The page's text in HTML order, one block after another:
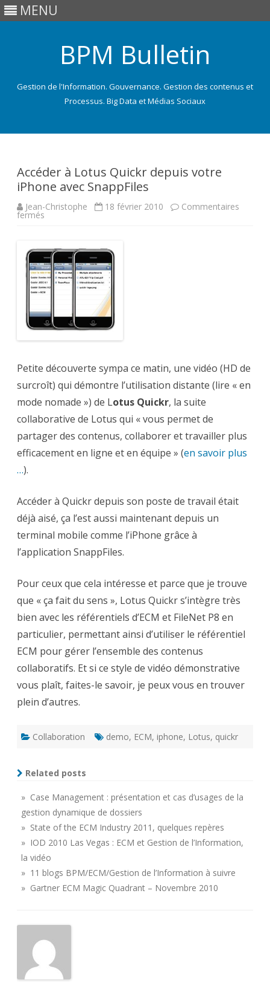
MENU
BPM Bulletin
Gestion de l'Information. Gouvernance. Gestion des contenus et
Processus. Big Data et Médias Sociaux
Accéder à Lotus Quickr depuis votre
iPhone avec SnappFiles
Jean-Christophe 18 février 2010 Commentaires
fermés
Quickr
depuis
votre
iPhone
avec
SnappFiles
Petite découverte sympa ce matin, une vidéo (HD de
surcroît) qui démontre l’utilisation distante (lire « en
mode nomade ») de Lotus Quickr, la suite
collaborative de Lotus qui « vous permet de
partager des contenus, collaborer et travailler plus
efficacement en ligne et en équipe » (en savoir plus
…).
Accéder à Quickr depuis son poste de travail était
déjà aisé, ça l’est aussi maintenant depuis un
terminal mobile comme l’iPhone grâce à
l’application SnappFiles.
Pour ceux que cela intéresse et parce que je trouve
que « ça fait du sens », Lotus Quickr s’intègre très
bien avec les référentiels d’ECM et FileNet P8 en
particulier, permettant ainsi d’utiliser le référentiel
ECM pour gérer l’ensemble des contenus
collaboratifs. Et si ce style de vidéo démonstrative
vous plaît, faites-le savoir, je peux vous en trouver
plein d’autres.
Collaboration demo, ECM, iphone, Lotus, quickr
Related posts
» Case Management : présentation et cas d’usages de la
gestion dynamique de dossiers
» State of the ECM Industry 2011, quelques repères
» IOD 2010 Las Vegas : ECM et Gestion de l’Information,
la vidéo
» 11 blogs BPM/ECM/Gestion de l’Information à suivre
» Gartner ECM Magic Quadrant – Novembre 2010